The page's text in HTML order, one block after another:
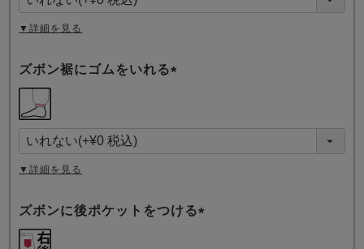
)
▼詳細を見る
ズボン裾にゴムをいれる
須
)
▼詳細を見る
ズボンに後ポケットをつける